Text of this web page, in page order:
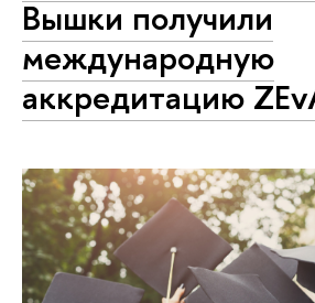
Вышки получили
международную
аккредитацию